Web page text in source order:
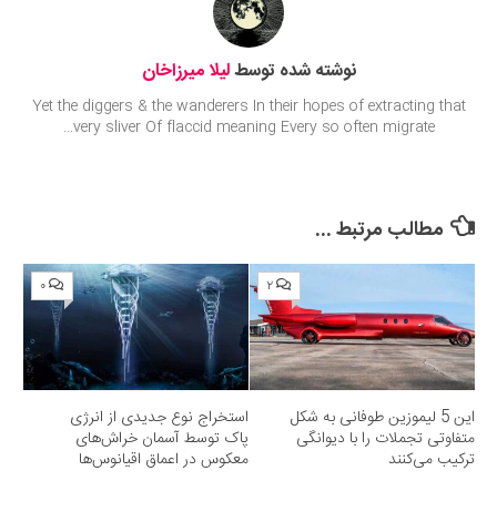
نوشته شده توسطلیلا میرزاخان
Yet the diggers & the wanderers In their hopes of extracting that
very sliver Of flaccid meaning Every so often migrate...
مطالب مرتبط ...
۲
این 5 لیموزین طوفانی به شکل
متفاوتی تجملات را با دیوانگی
ترکیب می‌کنند
۰
استخراج نوع جدیدی از انرژی
پاک توسط آسمان خراش‌های
معکوس در اعماق اقیانوس‌ها